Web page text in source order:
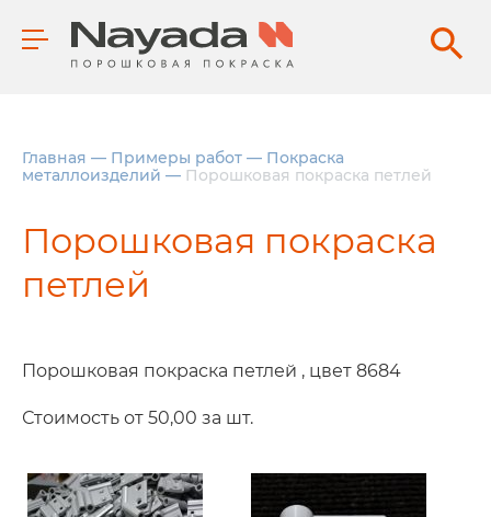
Главная — Примеры работ — Покраска
металлоизделий — Порошковая покраска петлей
Порошковая покраска
петлей
Порошковая покраска петлей , цвет 8684
Стоимость от 50,00 за шт.